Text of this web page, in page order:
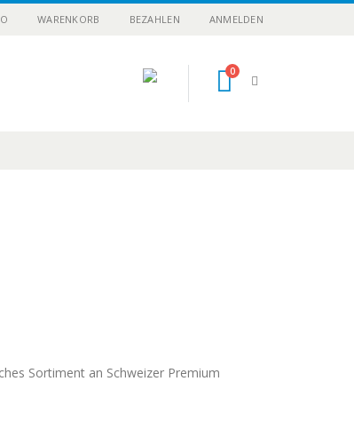
WARENKORB BEZAHLEN ANMELDEN
0
Sortiment an Schweizer Premium